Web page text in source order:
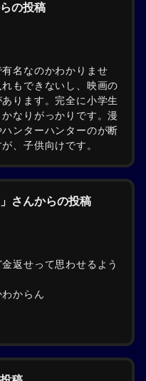
の投稿
名なのかわかりませ
もできないし、映画の
ります。完全に小学生
なりがっかりです。漫
ンターハンターのが断
、子供向けです。
さんからの投稿
返せって思わせるよう
からん